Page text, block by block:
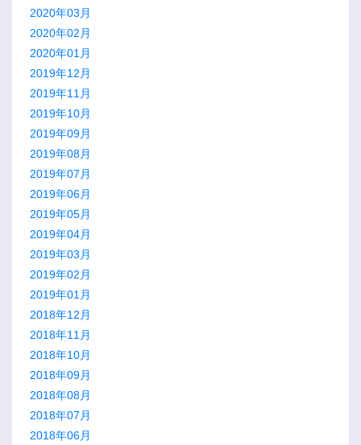
2020年03月
2020年02月
2020年01月
2019年12月
2019年11月
2019年10月
2019年09月
2019年08月
2019年07月
2019年06月
2019年05月
2019年04月
2019年03月
2019年02月
2019年01月
2018年12月
2018年11月
2018年10月
2018年09月
2018年08月
2018年07月
2018年06月